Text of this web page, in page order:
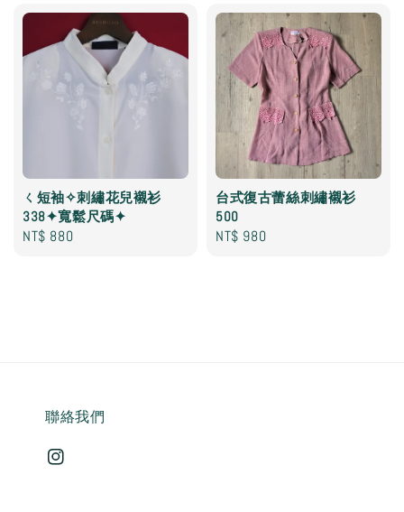
ㄑ短袖✧刺繡花兒襯衫
338✦寬鬆尺碼✦
Regular
NT$ 880
台式復古蕾絲刺繡襯衫
500
Regular
NT$ 980
聯絡我們